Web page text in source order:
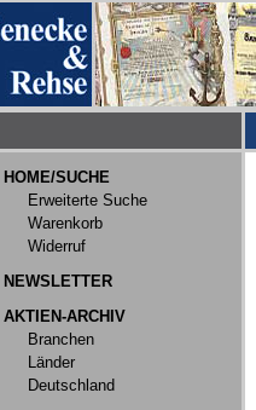
HOME/SUCHE
Erweiterte Suche
Warenkorb
Widerruf
NEWSLETTER
AKTIEN-ARCHIV
Branchen
Länder
Deutschland